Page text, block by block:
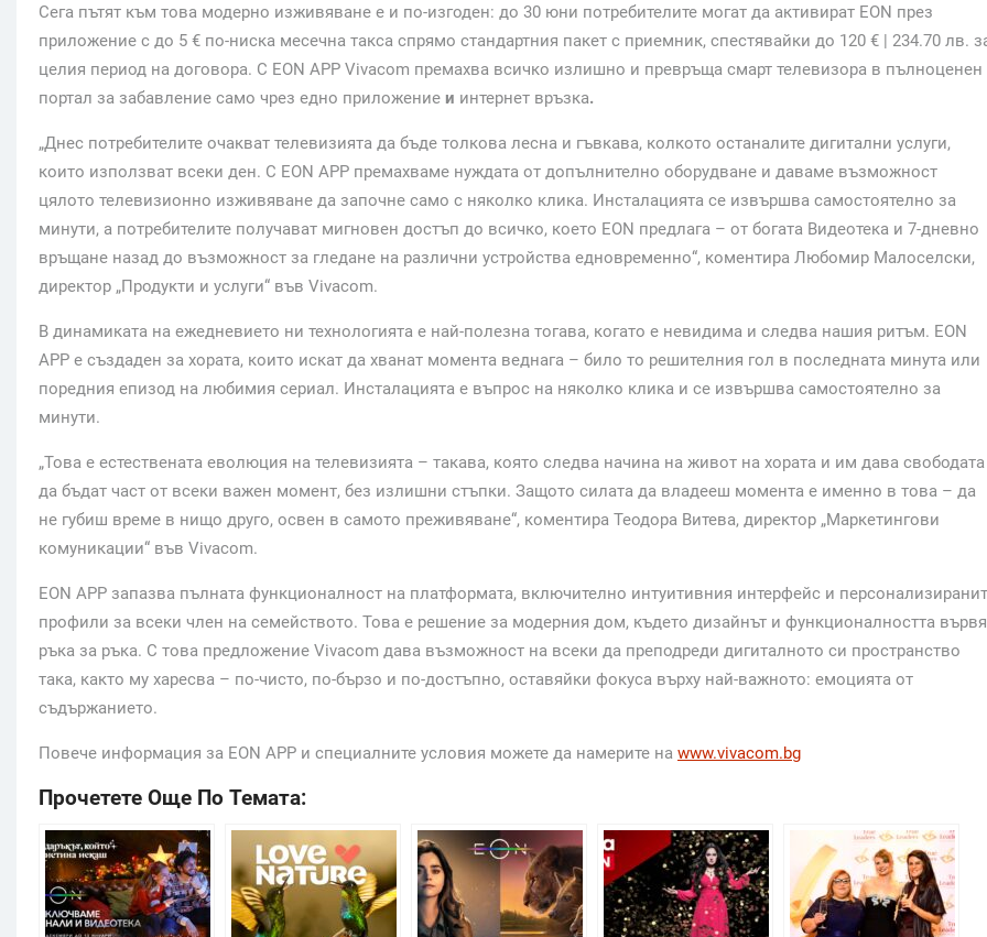
Сега пътят към това модерно изживяване е и по-изгоден: до 30 юни потребителите могат да активират EON през
приложение с до 5 € по-ниска месечна такса спрямо стандартния пакет с приемник, спестявайки до 120 € | 234.70 лв.
целия период на договора. С EON APP Vivacom премахва всичко излишно и превръща смарт телевизора в пълноценен
портал за забавление само чрез едно приложение и интернет връзка.
„Днес потребителите очакват телевизията да бъде толкова лесна и гъвкава, колкото останалите дигитални услуги,
които използват всеки ден. С EON APP премахваме нуждата от допълнително оборудване и даваме възможност
цялото телевизионно изживяване да започне само с няколко клика. Инсталацията се извършва самостоятелно за
минути, а потребителите получават мигновен достъп до всичко, което EON предлага – от богата Видеотека и 7-дневно
връщане назад до възможност за гледане на различни устройства едновременно“, коментира Любомир Малоселски,
директор „Продукти и услуги“ във Vivacom.
В динамиката на ежедневието ни технологията е най-полезна тогава, когато е невидима и следва нашия ритъм. EON
APP е създаден за хората, които искат да хванат момента веднага – било то решителния гол в последната минута или
поредния епизод на любимия сериал. Инсталацията е въпрос на няколко клика и се извършва самостоятелно за
минути.
„Това е естествената еволюция на телевизията – такава, която следва начина на живот на хората и им дава свободата
да бъдат част от всеки важен момент, без излишни стъпки. Защото силата да владееш момента е именно в това – да
не губиш време в нищо друго, освен в самото преживяване“, коментира Теодора Витева, директор „Маркетингови
комуникации“ във Vivacom.
EON APP запазва пълната функционалност на платформата, включително интуитивния интерфейс и
профили за всеки член на семейството. Това е решение за модерния дом, където дизайнът и функционалността
ръка за ръка. С това предложение Vivacom дава възможност на всеки да преподреди дигиталното си пространство
така, както му харесва – по-чисто, по-бързо и по-достъпно, оставяйки фокуса върху най-важното: емоцията от
съдържанието.
Повече информация за EON APP и специалните условия можете да намерите на www.vivacom.bg
Прочетете Още По Темата: